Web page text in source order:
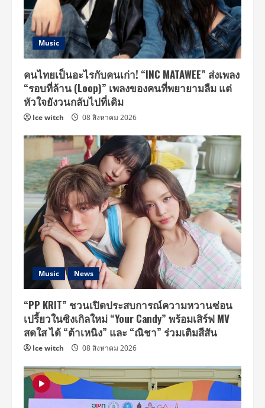
Music
คนไทยเป็นอะไรกับคนเก่า! “INC MATAWEE” ส่งเพลง
“รอบที่ล้าน (Loop)” เพลงของคนที่พยายามลืม แต่
หัวใจยังวนกลับไปที่เดิม
Ice witch 08 สิงหาคม 2026
Music News
“PP KRIT” ชวนเปิดประสบการณ์ความหวานซ่อน
เปรี้ยวในซิงเกิลใหม่ “Your Candy” พร้อมเสิร์ฟ MV
สดใส ได้ “ต้าเหนิง” และ “ณิชา” ร่วมเติมสีสัน
Ice witch 08 สิงหาคม 2026